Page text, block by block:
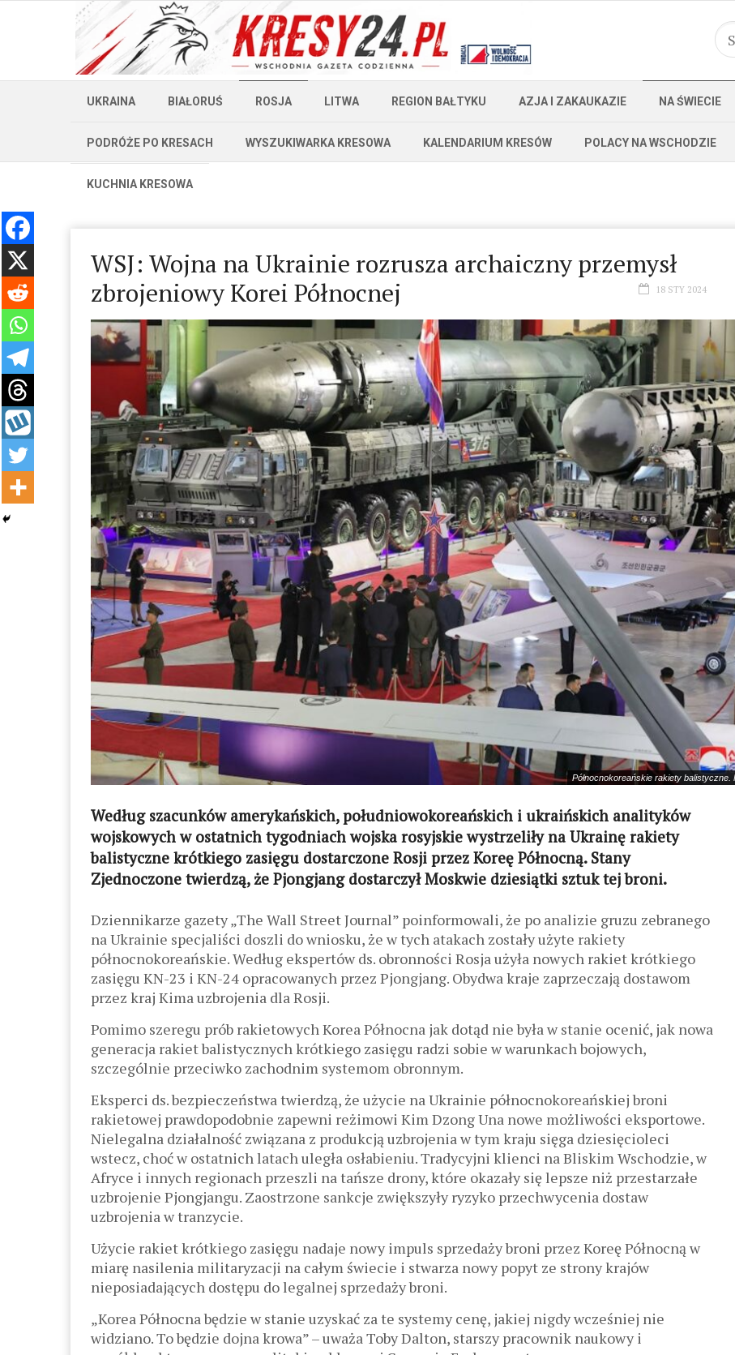
UKRAINA BIAŁORUŚ ROSJA LITWA REGION BAŁTYKU AZJA I ZAKAUKAZIE NA ŚWIECIE
PODRÓŻE PO KRESACH WYSZUKIWARKA KRESOWA KALENDARIUM KRESÓW POLACY NA WSCHODZIE
KUCHNIA KRESOWA
WSJ: Wojna na Ukrainie rozrusza archaiczny przemysł
zbrojeniowy Korei Północnej
18 STY 2024
Północnokoreańskie rakiety balistyczne.
Według szacunków amerykańskich, południowokoreańskich i ukraińskich analityków
wojskowych w ostatnich tygodniach wojska rosyjskie wystrzeliły na Ukrainę rakiety
balistyczne krótkiego zasięgu dostarczone Rosji przez Koreę Północną. Stany
Zjednoczone twierdzą, że Pjongjang dostarczył Moskwie dziesiątki sztuk tej broni.
Dziennikarze gazety „The Wall Street Journal” poinformowali, że po analizie gruzu zebranego
na Ukrainie specjaliści doszli do wniosku, że w tych atakach zostały użyte rakiety
północnokoreańskie. Według ekspertów ds. obronności Rosja użyła nowych rakiet krótkiego
zasięgu KN-23 i KN-24 opracowanych przez Pjongjang. Obydwa kraje zaprzeczają dostawom
przez kraj Kima uzbrojenia dla Rosji.
Pomimo szeregu prób rakietowych Korea Północna jak dotąd nie była w stanie ocenić, jak nowa
generacja rakiet balistycznych krótkiego zasięgu radzi sobie w warunkach bojowych,
szczególnie przeciwko zachodnim systemom obronnym.
Eksperci ds. bezpieczeństwa twierdzą, że użycie na Ukrainie północnokoreańskiej broni
rakietowej prawdopodobnie zapewni reżimowi Kim Dzong Una nowe możliwości eksportowe.
Nielegalna działalność związana z produkcją uzbrojenia w tym kraju sięga dziesięcioleci
wstecz, choć w ostatnich latach uległa osłabieniu. Tradycyjni klienci na Bliskim Wschodzie, w
Afryce i innych regionach przeszli na tańsze drony, które okazały się lepsze niż przestarzałe
uzbrojenie Pjongjangu. Zaostrzone sankcje zwiększyły ryzyko przechwycenia dostaw
uzbrojenia w tranzycie.
Użycie rakiet krótkiego zasięgu nadaje nowy impuls sprzedaży broni przez Koreę Północną w
miarę nasilenia militaryzacji na całym świecie i stwarza nowy popyt ze strony krajów
nieposiadających dostępu do legalnej sprzedaży broni.
„Korea Północna będzie w stanie uzyskać za te systemy cenę, jakiej nigdy wcześniej nie
widziano. To będzie dojna krowa” – uważa Toby Dalton, starszy pracownik naukowy i